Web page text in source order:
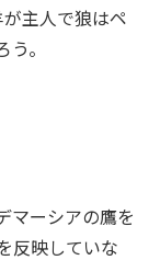
が主人で狼はペ
。
マーシアの鷹を
反映していな